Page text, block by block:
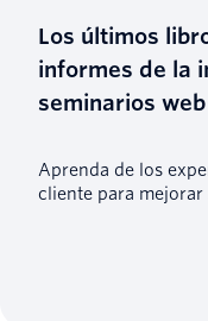
Los últimos
informes de la
seminarios web
Aprenda de los
cliente para